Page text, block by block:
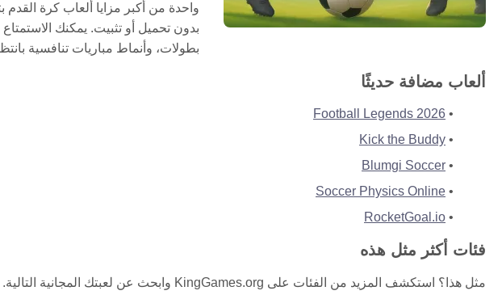
بدون تحميل أو تثبيت. يمكنك
بطولات، وأنماط مباريات تنافسية
ألعاب مضافة حديثًا
Football Legends 2026
Kick the Buddy
Blumgi Soccer
Soccer Physics Online
RocketGoal.io
فئات أكثر مثل هذه
مثل هذا؟ استكشف المزيد من الفئات على KingGames.org وابحث عن لعبتك المجانية التالية.